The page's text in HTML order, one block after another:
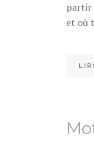
partir
et où